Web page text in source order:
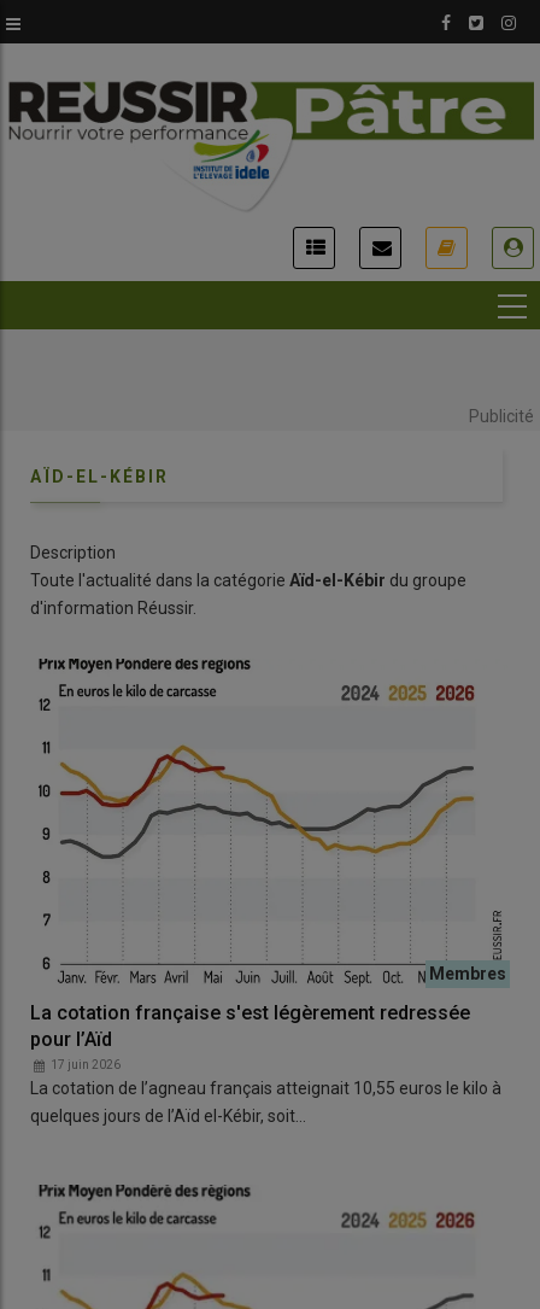
au
principal
Publicité
AÏD-EL-KÉBIR
Description
Toute l'actualité dans la catégorie Aïd-el-Kébir du groupe
d'information Réussir.
La cotation française s'est légèrement redressée
pour l’Aïd
17 juin 2026
La cotation de l’agneau français atteignait 10,55 euros le kilo à
quelques jours de l’Aïd el-Kébir, soit…